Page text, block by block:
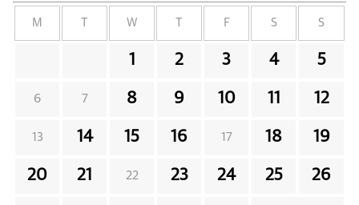
M W F S S
1 2 3 4 5
6 7 8 9 10 11 12
13 14 15 16 17 18 19
20 21 22 23 24 25 26